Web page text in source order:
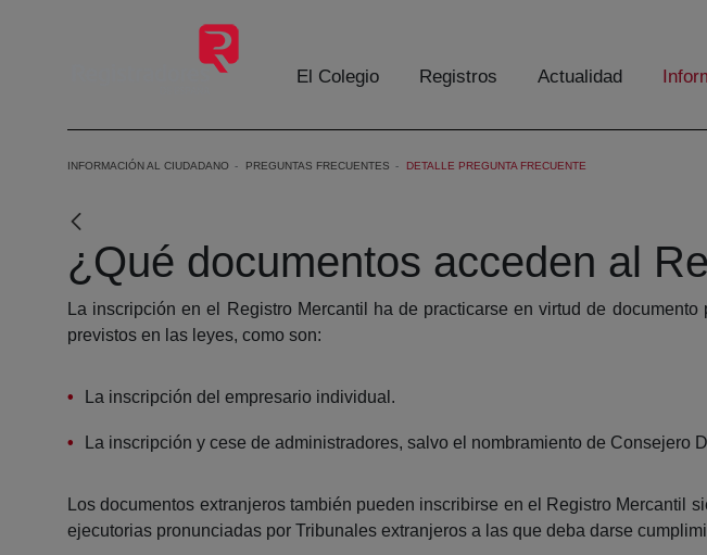
Saltar al contenido principal
El Colegio Registros Actualidad
INFORMACIÓN AL CIUDADANO PREGUNTAS FRECUENTES DETALLE PREGUNTA FRECUENTE
¿Qué documentos acceden al
La inscripción en el Registro Mercantil ha de practicarse en virtud de
previstos en las leyes, como son:
La inscripción del empresario individual.
La inscripción y cese de administradores, salvo el nombramiento de Consejero
Los documentos extranjeros también pueden inscribirse en el Registro Mercantil
ejecutorias pronunciadas por Tribunales extranjeros a las que deba darse